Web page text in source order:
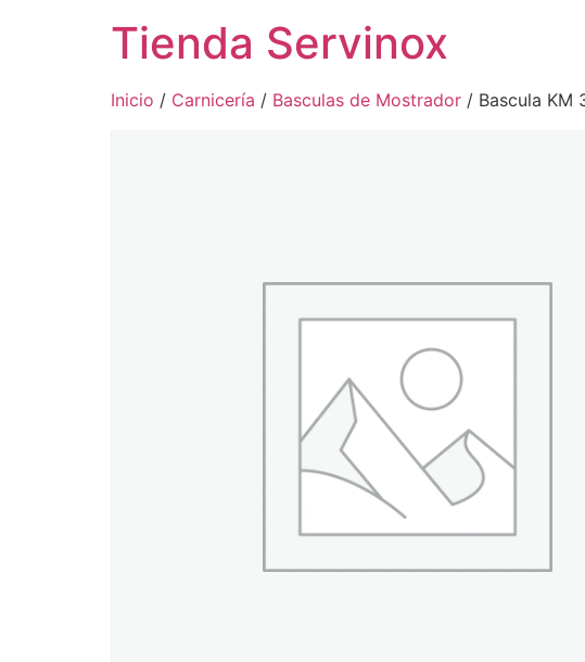
Tienda Servinox
Inicio / Carnicería / Basculas de Mostrador / Bascula KM